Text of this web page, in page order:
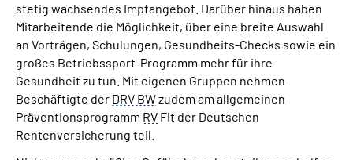
stetig wachsendes Impfangebot. Darüber hinaus haben
Mitarbeitende die Möglichkeit, über eine breite Auswahl
an Vorträgen, Schulungen, Gesundheits-Checks sowie ein
großes Betriebssport-Programm mehr für ihre
Gesundheit zu tun. Mit eigenen Gruppen nehmen
Beschäftigte der DRV BWzudem am allgemeinen
Präventionsprogramm RV Fit der Deutschen
Rentenversicherung teil.